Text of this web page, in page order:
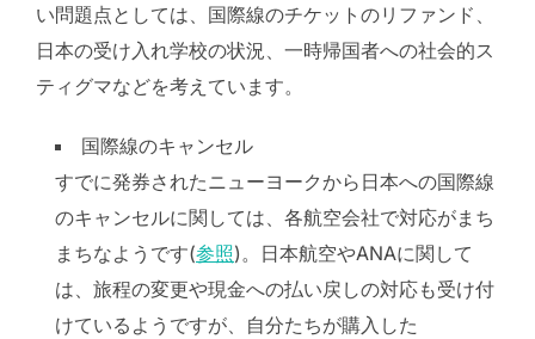
い問題点としては、国際線のチケットのリファンド、
日本の受け入れ学校の状況、一時帰国者への社会的ス
ティグマなどを考えています。
国際線のキャンセル
すでに発券されたニューヨークから日本への国際線
のキャンセルに関しては、各航空会社で対応がまち
まちなようです(参照)。日本航空やANAに関して
は、旅程の変更や現金への払い戻しの対応も受け付
けているようですが、自分たちが購入した